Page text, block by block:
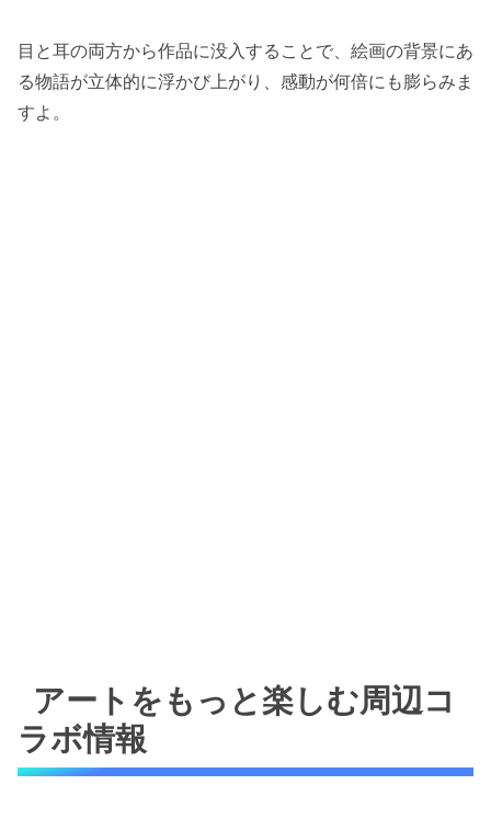
目と耳の両方から作品に没入することで、絵画の背景にあ
る物語が立体的に浮かび上がり、感動が何倍にも膨らみま
すよ。
アートをもっと楽しむ周辺コ
ラボ情報